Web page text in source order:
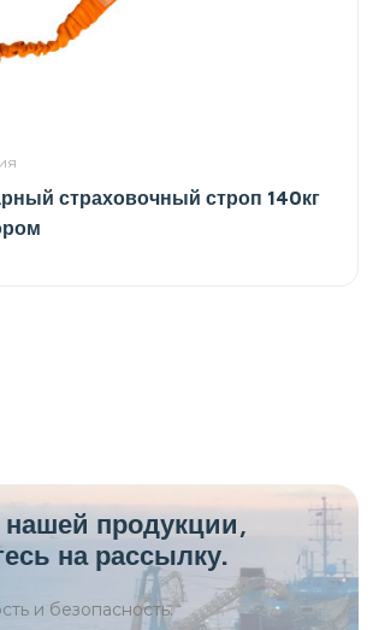
страховочный строп 140кг
нашей продукции,
на рассылку.
и безопасность.